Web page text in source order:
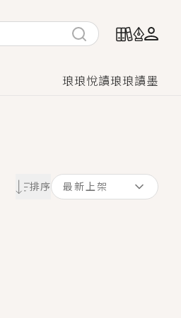
琅琅悅讀琅琅讀墨
還後悔了？
排序 最新上架